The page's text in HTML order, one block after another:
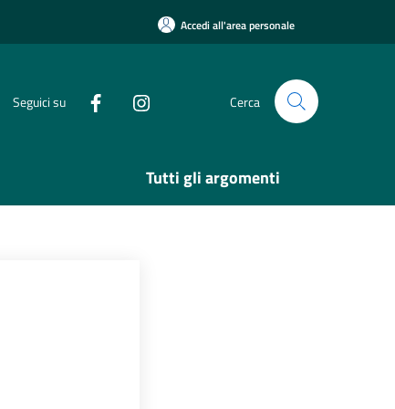
Accedi all'area personale
Seguici su Cerca
Tutti gli argomenti